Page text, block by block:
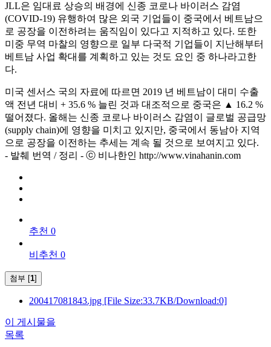
JLL은 임대료 상승의 배경에 신종 코로나 바이러스 감염
(COVID-19) 유행하여 많은 외국 기업들이 중국에서 베트남으
로 공장을 이전하려는 움직임이 있다고 지적하고 있다. 또한
미중 무역 마찰의 영향으로 일부 다국적 기업들이 지난해부터
베트남 사업 확대를 계획하고 있는 것도 요인 중 하나라고한
다.
미국 센서스 국의 자료에 따르면 2019 년 베트남이 대미 수출
액 전년 대비 + 35.6 % 늘린 것과 대조적으로 중국은 ▲ 16.2 %
떨어졌다. 올해는 신종 코로나 바이러스 감염이 글로벌 공급망
(supply chain)에 영향을 미치고 있지만, 중국에서 동남아 지역
으로 공장을 이전하는 추세는 계속 될 것으로 보여지고 있다.
- 발췌 번역 / 정리 - ⓒ 비나한인 http://www.vinahanin.com
추천 0
비추천 0
첨부 [1]
200417081843.jpg [File Size:33.7KB/Download:0]
이 게시물을
목록